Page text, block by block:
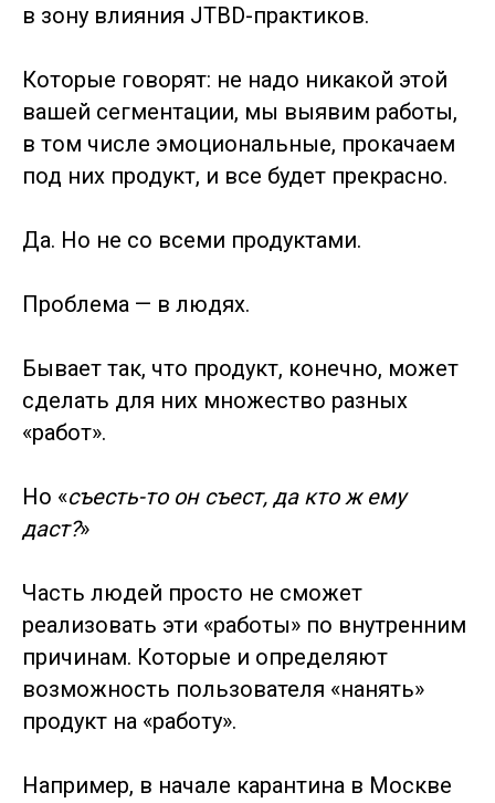
в зону влияния JTBD-практиков.
Которые говорят: не надо никакой этой
вашей сегментации, мы выявим работы,
в том числе эмоциональные, прокачаем
под них продукт, и все будет прекрасно.
Да. Но не со всеми продуктами.
Проблема — в людях.
Бывает так, что продукт, конечно, может
сделать для них множество разных
«работ».
Но «съесть-то он съест, да кто ж ему
даст?»
Часть людей просто не сможет
реализовать эти «работы» по внутренним
причинам. Которые и определяют
возможность пользователя «нанять»
продукт на «работу».
Например, в начале карантина в Москве